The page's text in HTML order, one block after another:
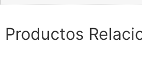
Productos